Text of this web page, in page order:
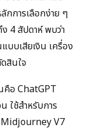
กการเลือกง่าย ๆ
4 สัปดาห์ พบว่า
บบเสียเงิน เครื่อง
สินใจ
คือ ChatGPT
ใช้สำหรับการ
Midjourney V7